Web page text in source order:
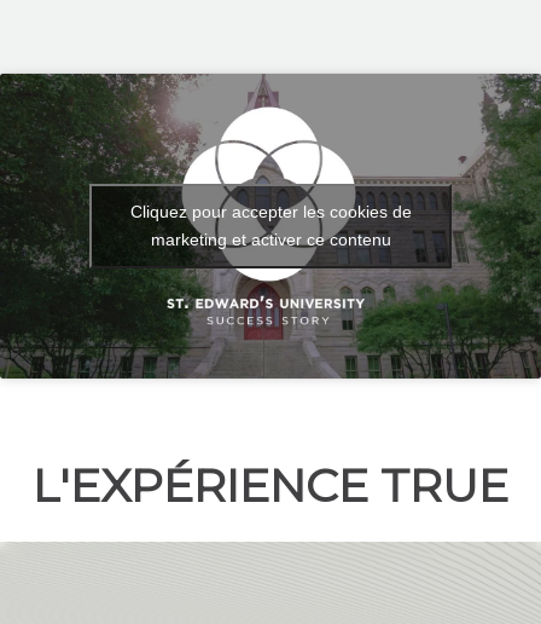
Cliquez pour accepter les cookies de
marketing et activer ce contenu
L'EXPÉRIENCE TRUE